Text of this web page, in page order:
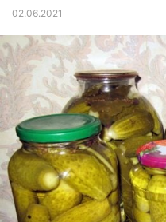
02.06.2021